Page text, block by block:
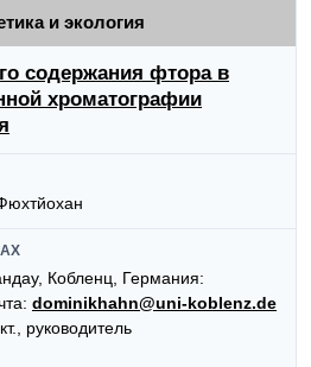
и экология
содержания фтора в
хроматографии
Кобленц, Германия:
dominikhahn@uni-koblenz.de
руководитель